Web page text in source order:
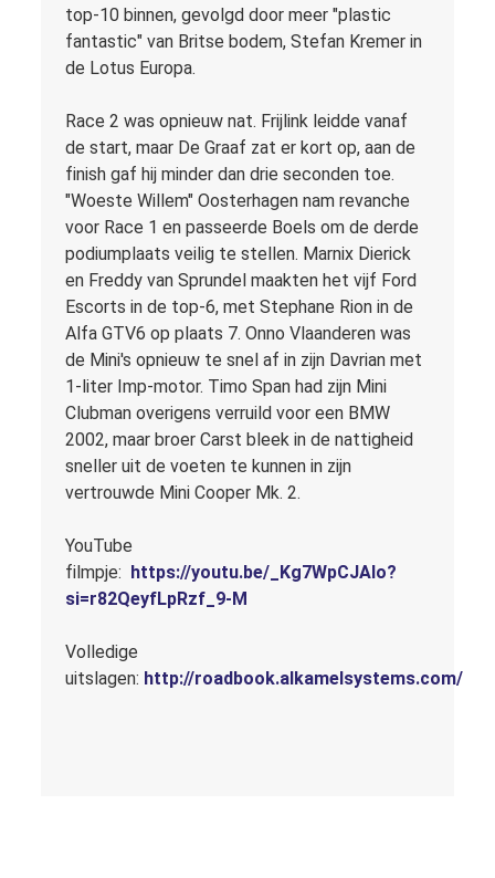
top-10 binnen, gevolgd door meer "plastic
fantastic" van Britse bodem, Stefan Kremer in
de Lotus Europa.
Race 2 was opnieuw nat. Frijlink leidde vanaf
de start, maar De Graaf zat er kort op, aan de
finish gaf hij minder dan drie seconden toe.
"Woeste Willem" Oosterhagen nam revanche
voor Race 1 en passeerde Boels om de derde
podiumplaats veilig te stellen. Marnix Dierick
en Freddy van Sprundel maakten het vijf Ford
Escorts in de top-6, met Stephane Rion in de
Alfa GTV6 op plaats 7. Onno Vlaanderen was
de Mini's opnieuw te snel af in zijn Davrian met
1-liter Imp-motor. Timo Span had zijn Mini
Clubman overigens verruild voor een BMW
2002, maar broer Carst bleek in de nattigheid
sneller uit de voeten te kunnen in zijn
vertrouwde Mini Cooper Mk. 2.
YouTube
filmpje: https://youtu.be/_Kg7WpCJAlo?
si=r82QeyfLpRzf_9-M
Volledige
uitslagen: http://roadbook.alkamelsystems.com/